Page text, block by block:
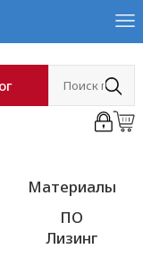
Материалы
ПО
Лизинг